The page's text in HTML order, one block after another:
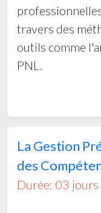
- MRP
PROBLEMES
- GESTION
DES
- GESTION DE
- GESTION DES
- LES
NEGOCIATION
- COMMENT
travers des
outils comme
PNL.
La Gestion
des
Durée: 03 jours